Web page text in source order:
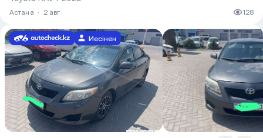
Астана · 2 авг 128
Иесінен